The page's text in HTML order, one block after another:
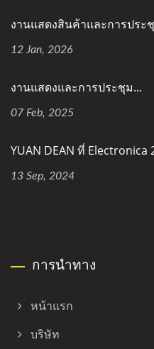
งานแสดงสินค้าและการประ
12 Jan, 2026
งานแสดงและการประชุม...
07 Feb, 2025
YUAN DEAN ที่
13 Sep, 2024
การนำทาง
หน้าแรก
บริษัท